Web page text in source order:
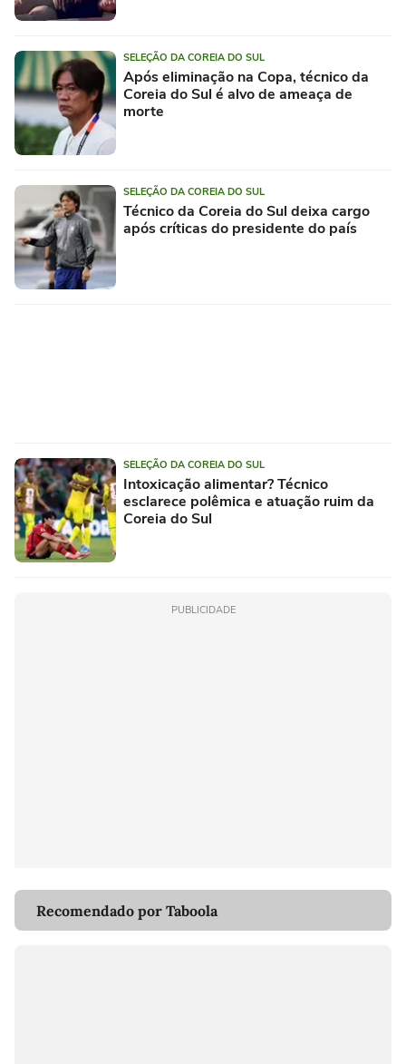
SELEÇÃO DA COREIA DO SUL
Após eliminação na Copa, técnico da
Coreia do Sul é alvo de ameaça de
morte
SELEÇÃO DA COREIA DO SUL
Técnico da Coreia do Sul deixa cargo
após críticas do presidente do país
SELEÇÃO DA COREIA DO SUL
Intoxicação alimentar? Técnico
esclarece polêmica e atuação ruim da
Coreia do Sul
PUBLICIDADE
Recomendado por Taboola